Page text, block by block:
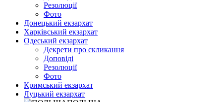
Резолюції
Фото
Донецький екзархат
Харківський екзархат
Одеський екзархат
Декрети про скликання
Доповіді
Резолюції
Фото
Кримський екзархат
Луцький екзархат